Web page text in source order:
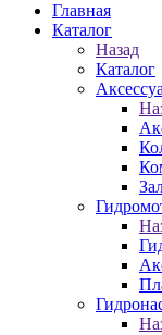
Главная
Каталог
Назад
Каталог